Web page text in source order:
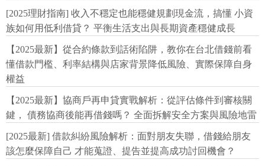
[2025理財指南] 收入不穩定也能穩健規劃現金流，搞懂 小資
族如何用低利借貸？ 平衡生活支出與長期資產穩健成長
【2025最新】從合約條款到話術陷阱，教你在台北借錢前看
懂借款門檻、利率結構與店家背景降低風險、實際保障自身
權益
【2025最新】協商戶再申貸實戰解析：從評估條件到審核關
鍵， 債務協商後能再借錢嗎？ 全面拆解安全方案與風險地雷
[2025最新] 借款糾紛風險解析：面對朋友失聯，借錢給朋友
該怎麼保障自己 才能蒐證、提告並提高成功討回機會？